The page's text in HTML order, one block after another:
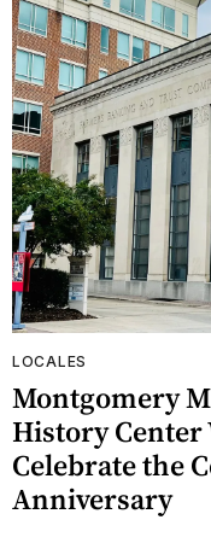
LOCALES
Montgomery
History
Celebrate the
Anniversary